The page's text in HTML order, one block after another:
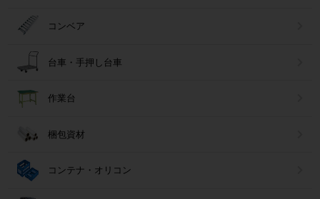
コンベア
台車・手押し台車
作業台
梱包資材
コンテナ・オリコン